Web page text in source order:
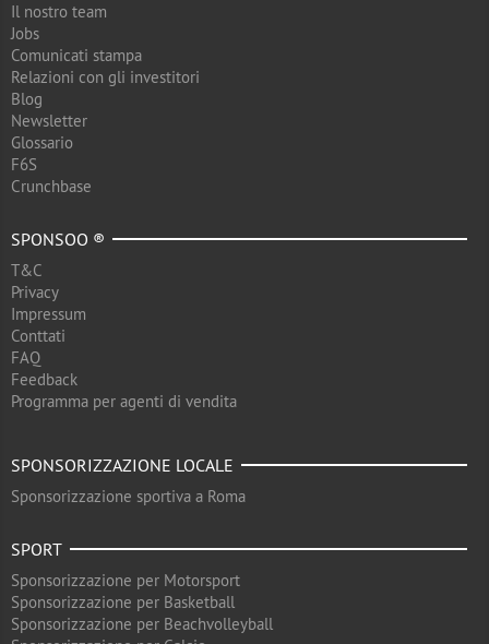
Il nostro team
Jobs
Comunicati stampa
Relazioni con gli investitori
Blog
Newsletter
Glossario
F6S
Crunchbase
SPONSOO ®
T&C
Privacy
Impressum
Conttati
FAQ
Feedback
Programma per agenti di vendita
SPONSORIZZAZIONE LOCALE
Sponsorizzazione sportiva a Roma
SPORT
Sponsorizzazione per Motorsport
Sponsorizzazione per Basketball
Sponsorizzazione per Beachvolleyball